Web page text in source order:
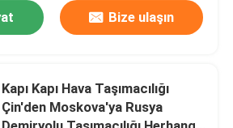
Bize ulaşın
Kapı Kapı Hava Taşımacılığı
Çin'den Moskova'ya Rusya